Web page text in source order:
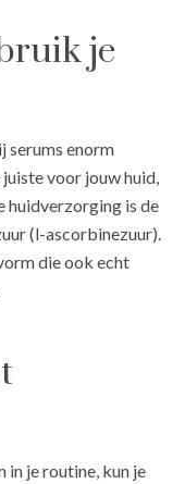
je
serums enorm
voor jouw huid,
huidverzorging is de
(l-ascorbinezuur).
die ook echt
in je routine, kun je